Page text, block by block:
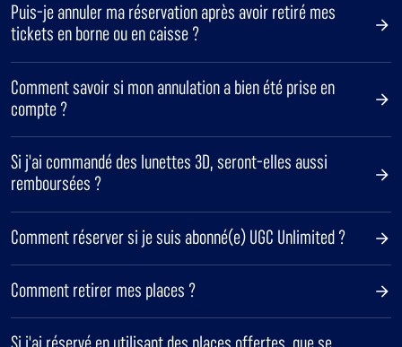
Puis-je annuler ma réservation après avoir retiré mes
tickets en borne ou en caisse ?
Comment savoir si mon annulation a bien été prise en
compte ?
Si j'ai commandé des lunettes 3D, seront-elles aussi
remboursées ?
Comment réserver si je suis abonné(e) UGC Unlimited ?
Comment retirer mes places ?